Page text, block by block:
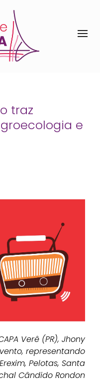
traz
e
Verê (PR), Jhony
representando
Pelotas, Santa
Cândido Rondon